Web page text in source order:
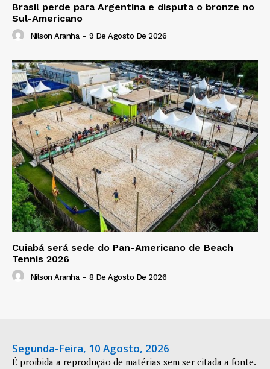
Brasil perde para Argentina e disputa o bronze no
Sul-Americano
Nilson Aranha - 9 De Agosto De 2026
Cuiabá será sede do Pan-Americano de Beach
Tennis 2026
Nilson Aranha - 8 De Agosto De 2026
Segunda-Feira, 10 Agosto, 2026
É proibida a reprodução de matérias sem ser citada a fonte.